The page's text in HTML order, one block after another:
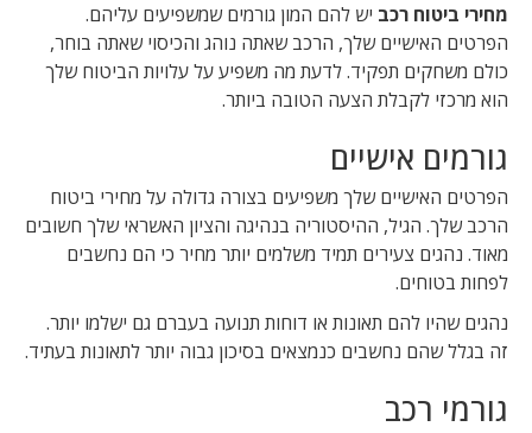
מחירי ביטוח רכב יש להם המון גורמים שמשפיעים עליהם.
הפרטים האישיים שלך, הרכב שאתה נוהג והכיסוי שאתה בוחר,
כולם משחקים תפקיד. לדעת מה משפיע על עלויות הביטוח שלך
הוא מרכזי לקבלת הצעה הטובה ביותר.
גורמים אישיים
הפרטים האישיים שלך משפיעים בצורה גדולה על מחירי ביטוח
הרכב שלך. הגיל, ההיסטוריה בנהיגה והציון האשראי שלך חשובים
מאוד. נהגים צעירים תמיד משלמים יותר מחיר כי הם נחשבים
לפחות בטוחים.
נהגים שהיו להם תאונות או דוחות תנועה בעברם גם ישלמו יותר.
זה בגלל שהם נחשבים כנמצאים בסיכון גבוה יותר לתאונות בעתיד.
גורמי רכב